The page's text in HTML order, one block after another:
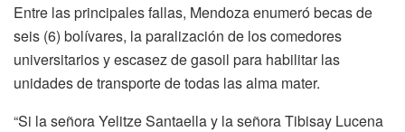
Entre las principales fallas, Mendoza enumeró becas de
seis (6) bolívares, la paralización de los comedores
universitarios y escasez de gasoil para habilitar las
unidades de transporte de todas las alma mater.
“Si la señora Yelitze Santaella y la señora Tibisay Lucena